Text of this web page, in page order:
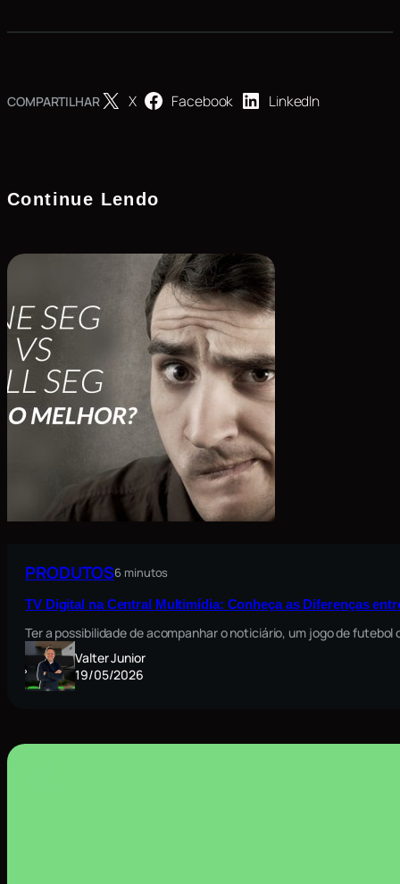
COMPARTILHAR X Facebook LinkedIn
Continue Lendo
PRODUTOS6 minutos
TV Digital na Central Multimídia: Conheça as Diferenças
Ter a possibilidade de acompanhar o noticiário, um jogo de
Valter Junior
19/05/2026